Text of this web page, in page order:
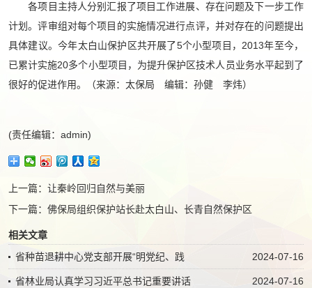
各项目主持人分别汇报了项目工作进展、存在问题及下一步工作
计划。评审组对每个项目的实施情况进行点评，并对存在的问题提出
具体建议。今年太白山保护区共开展了5个小型项目，2013年至今，
已累计实施20多个小型项目，为提升保护区技术人员业务水平起到了
很好的促进作用。（来源：太保局 编辑：孙健 李炜）
(责任编辑：admin)
上一篇： 让秦岭回归自然与美丽
下一篇： 佛保局组织保护站长赴太白山、长青自然保护区
相关文章
2024-07-16
省种苗退耕中心党支部开展“明党纪、践
2024-07-16
省林业局认真学习习近平总书记重要讲话